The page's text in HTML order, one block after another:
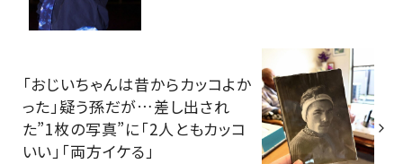
「おじいちゃんは昔からカッコよか
った」疑う孫だが…差し出され
た”1枚の写真”に「2人ともカッコ
いい」「両方イケる」